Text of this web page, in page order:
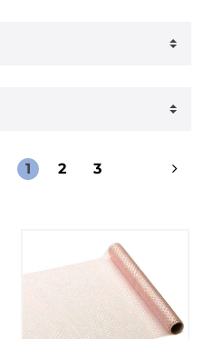
1 2 3